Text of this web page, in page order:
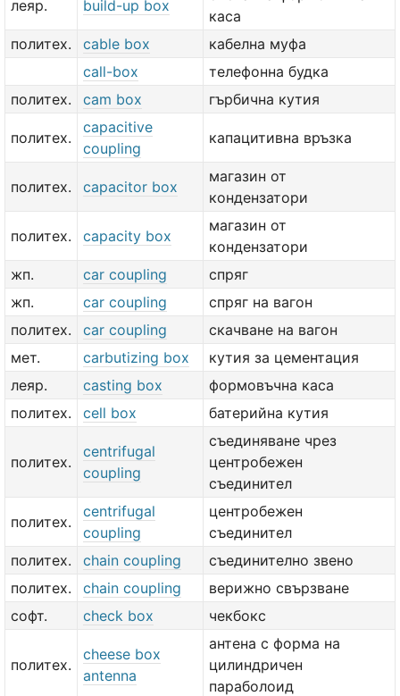
леяр. build-up box
каса
политех.
cable box
кабелна муфа
call-box
телефонна будка
политех.
cam box гърбична кутия
политех.
capacitive
coupling
капацитивна връзка
политех. capacitor box
магазин от
кондензатори
политех. capacity box
магазин от
кондензатори
жп.
car coupling
спряг
жп.
car coupling
спряг на вагон
политех.
car coupling
скачване на вагон
мет.
carbutizing box
кутия за цементация
леяр.
casting box
формовъчна каса
политех.
cell box батерийна кутия
политех.
centrifugal
coupling
съединяване чрез
центробежен
съединител
политех.
centrifugal
coupling
центробежен
съединител
политех.
chain coupling
съединително звено
политех.
chain coupling
верижно свързване
софт.
check box чекбокс
политех.
cheese box
antenna
антена с форма на
цилиндричен
параболоид